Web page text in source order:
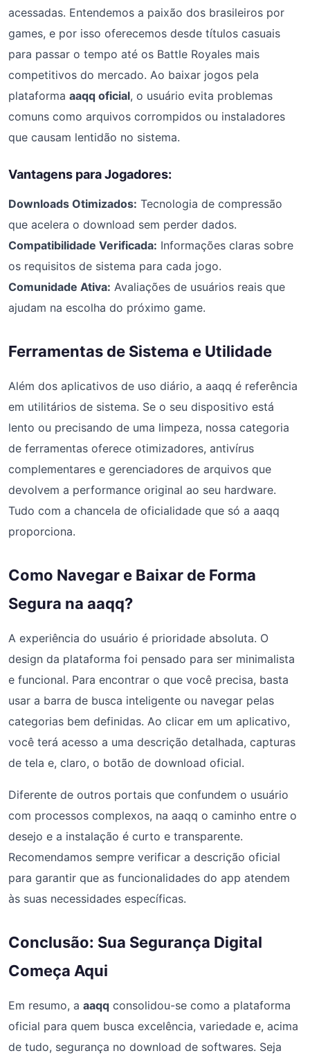
acessadas. Entendemos a paixão dos brasileiros por
games, e por isso oferecemos desde títulos casuais
para passar o tempo até os Battle Royales mais
competitivos do mercado. Ao baixar jogos pela
plataforma aaqq oficial, o usuário evita problemas
comuns como arquivos corrompidos ou instaladores
que causam lentidão no sistema.
Vantagens para Jogadores:
Downloads Otimizados: Tecnologia de compressão
que acelera o download sem perder dados.
Compatibilidade Verificada: Informações claras sobre
os requisitos de sistema para cada jogo.
Comunidade Ativa: Avaliações de usuários reais que
ajudam na escolha do próximo game.
Ferramentas de Sistema e Utilidade
Além dos aplicativos de uso diário, a aaqq é referência
em utilitários de sistema. Se o seu dispositivo está
lento ou precisando de uma limpeza, nossa categoria
de ferramentas oferece otimizadores, antivírus
complementares e gerenciadores de arquivos que
devolvem a performance original ao seu hardware.
Tudo com a chancela de oficialidade que só a aaqq
proporciona.
Como Navegar e Baixar de Forma
Segura na aaqq?
A experiência do usuário é prioridade absoluta. O
design da plataforma foi pensado para ser minimalista
e funcional. Para encontrar o que você precisa, basta
usar a barra de busca inteligente ou navegar pelas
categorias bem definidas. Ao clicar em um aplicativo,
você terá acesso a uma descrição detalhada, capturas
de tela e, claro, o botão de download oficial.
Diferente de outros portais que confundem o usuário
com processos complexos, na aaqq o caminho entre o
desejo e a instalação é curto e transparente.
Recomendamos sempre verificar a descrição oficial
para garantir que as funcionalidades do app atendem
às suas necessidades específicas.
Conclusão: Sua Segurança Digital
Começa Aqui
Em resumo, a aaqq consolidou-se como a plataforma
oficial para quem busca excelência, variedade e, acima
de tudo, segurança no download de softwares. Seja